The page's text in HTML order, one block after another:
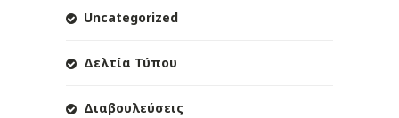
Uncategorized
Δελτία Τύπου
Διαβουλεύσεις